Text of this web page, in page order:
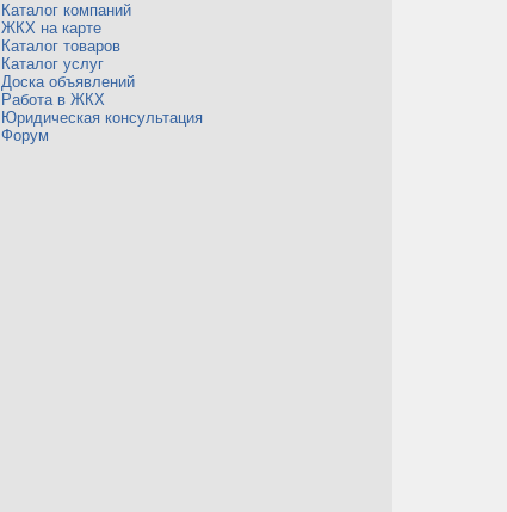
Каталог компаний
ЖКХ на карте
Каталог товаров
Каталог услуг
Доска объявлений
Работа в ЖКХ
Юридическая консультация
Форум